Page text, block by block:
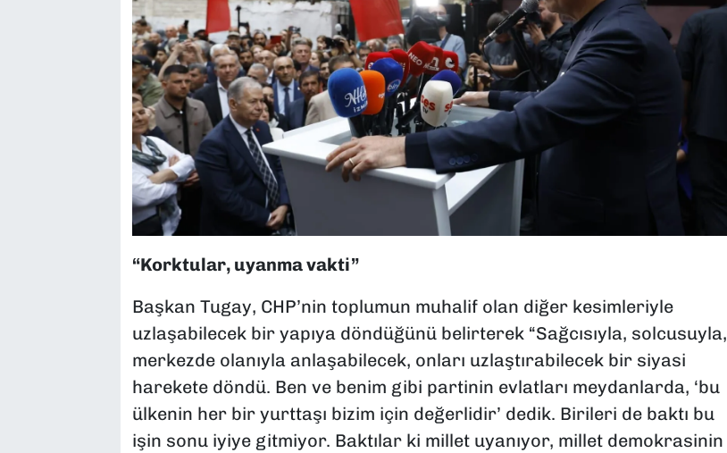
“Korktular, uyanma vakti”
Başkan Tugay, CHP’nin toplumun muhalif olan diğer kesimleriyle
uzlaşabilecek bir yapıya döndüğünü belirterek “Sağcısıyla, solcusuyla,
merkezde olanıyla anlaşabilecek, onları uzlaştırabilecek bir siyasi
harekete döndü. Ben ve benim gibi partinin evlatları meydanlarda, ‘bu
ülkenin her bir yurttaşı bizim için değerlidir’ dedik. Birileri de baktı bu
işin sonu iyiye gitmiyor. Baktılar ki millet uyanıyor, millet demokrasinin